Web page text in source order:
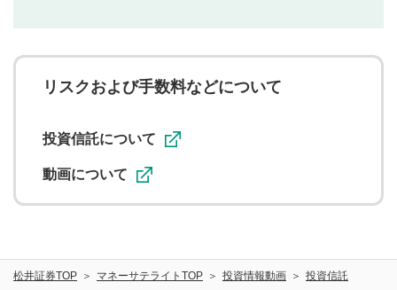
に関する著作者人格権を行使しないことに同意します。利
用者が投稿したコメントは、当社サービスの広告・宣伝、
ることがあります。
リスクおよび手数料などについて
投資信託について
動画について
松井証券TOP マネーサテライトTOP 投資情報動画
投資信託